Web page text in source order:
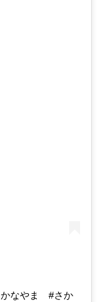
かなやま #さか